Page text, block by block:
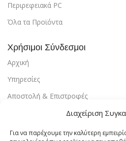
Διαχείριση
Για να παρέχουμε την καλύτερη
Περιρεφειακά PC
Όλα τα Προϊόντα
Χρήσιμοι Σύνδεσμοι
Αρχική
Υπηρεσίες
Αποστολή & Επιστροφές
Εντοπισμός Παραγγελίας